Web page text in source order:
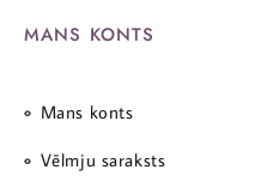
MANS KONTS
Mans konts
Vēlmju saraksts